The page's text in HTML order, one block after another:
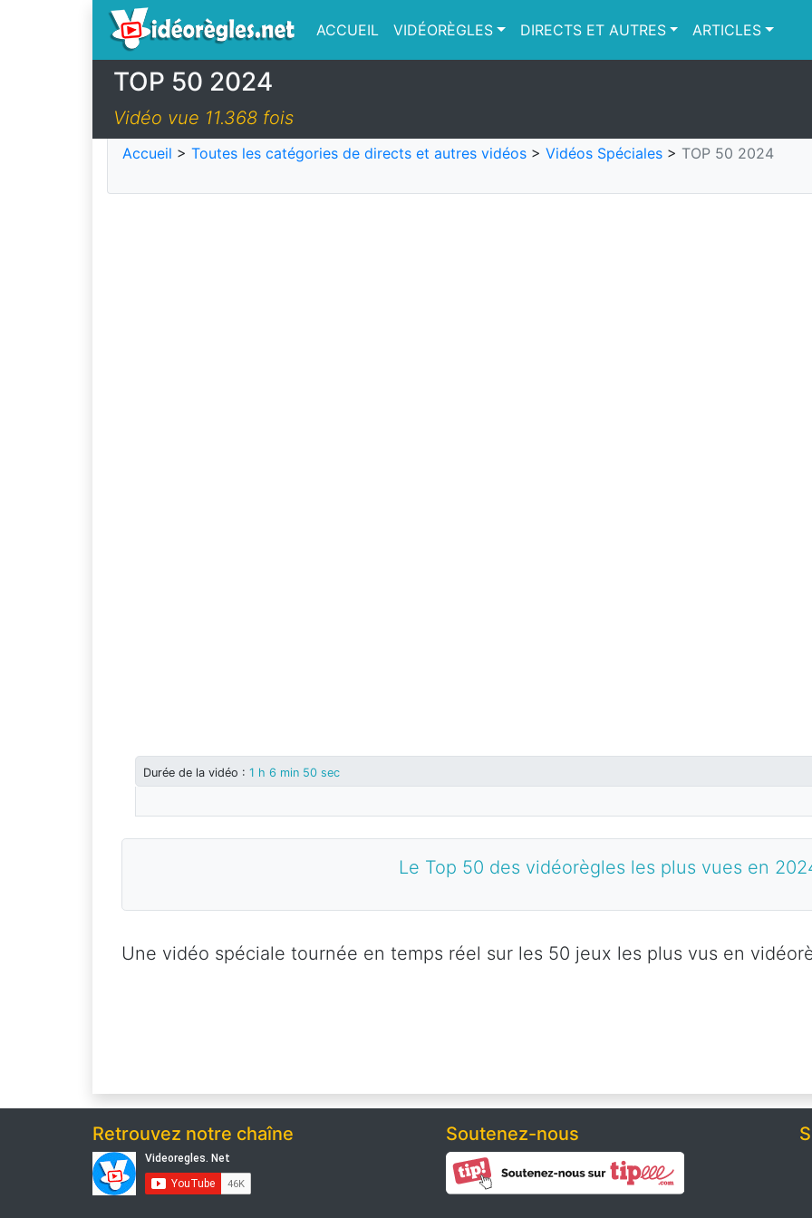
ACCUEIL VIDÉORÈGLES DIRECTS ET AUTRES ARTICLES
TOP 50 2024
Vidéo vue 11.368 fois
Accueil > Toutes les catégories de directs et autres vidéos > Vidéos Spéciales > TOP 50 2024
Durée de la vidéo : 1 h 6 min 50 sec
Le Top 50 des vidéorègles les plus vues en
Une vidéo spéciale tournée en temps réel sur les 50 jeux les plus vus en
Retrouvez notre chaîne Soutenez-nous